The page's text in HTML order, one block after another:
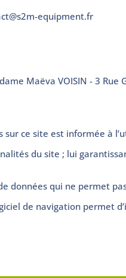
equipment.fr
Maëva VOISIN - 3
sur ce site est informée à
du site ; lui
données qui ne permet
de navigation permet